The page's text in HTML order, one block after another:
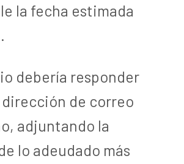
la fecha estimada
debería responder
dirección de correo
adjuntando la
lo adeudado más